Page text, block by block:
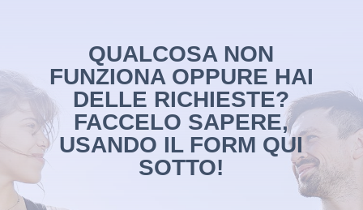
QUALCOSA NON
FUNZIONA OPPURE HAI
DELLE RICHIESTE?
FACCELO SAPERE,
USANDO IL FORM QUI
SOTTO!